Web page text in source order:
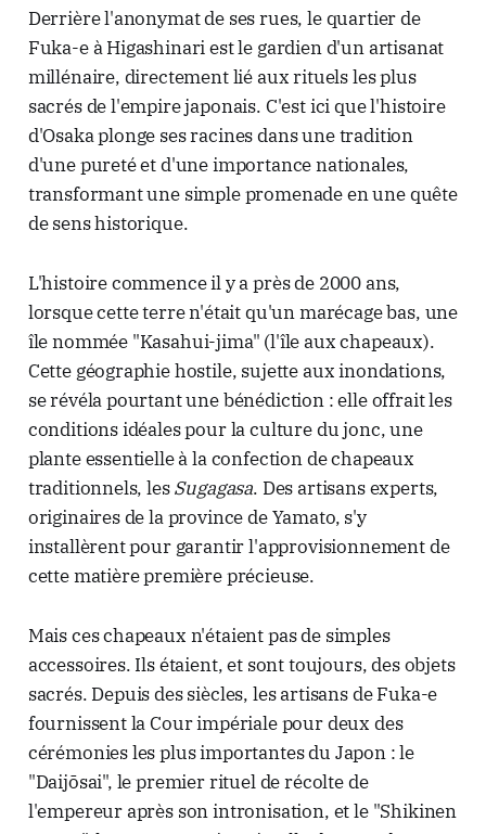
Derrière l'anonymat de ses rues, le quartier de
Fuka-e à Higashinari est le gardien d'un artisanat
millénaire, directement lié aux rituels les plus
sacrés de l'empire japonais. C'est ici que l'histoire
d'Osaka plonge ses racines dans une tradition
d'une pureté et d'une importance nationales,
transformant une simple promenade en une quête
de sens historique.
L'histoire commence il y a près de 2000 ans,
lorsque cette terre n'était qu'un marécage bas, une
île nommée "Kasahui-jima" (l'île aux chapeaux).
Cette géographie hostile, sujette aux inondations,
se révéla pourtant une bénédiction : elle offrait les
conditions idéales pour la culture du jonc, une
plante essentielle à la confection de chapeaux
traditionnels, lesSugagasa. Des artisans experts,
originaires de la province de Yamato, s'y
installèrent pour garantir l'approvisionnement de
cette matière première précieuse.
Mais ces chapeaux n'étaient pas de simples
accessoires. Ils étaient, et sont toujours, des objets
sacrés. Depuis des siècles, les artisans de Fuka-e
fournissent la Cour impériale pour deux des
cérémonies les plus importantes du Japon : le
"Daijōsai", le premier rituel de récolte de
l'empereur après son intronisation, et le "Shikinen